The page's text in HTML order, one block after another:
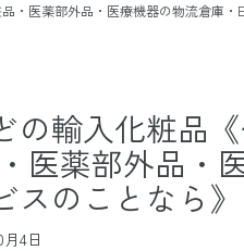
医薬部外品・医療機器の物流倉庫
の輸入化粧
医薬部外品・
のことなら》
月4日